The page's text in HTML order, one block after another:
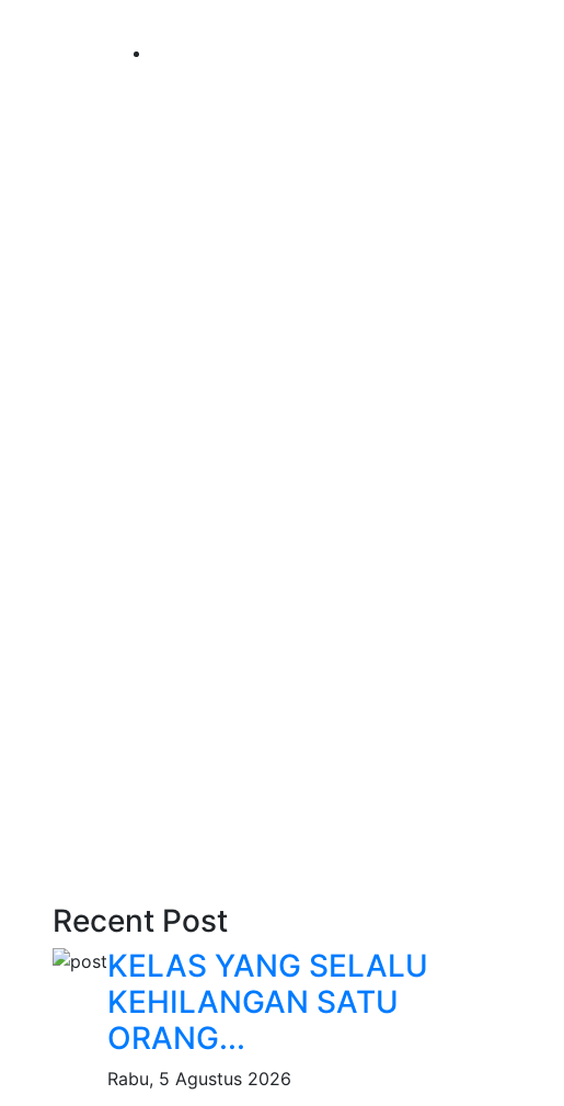
Recent Post
KELAS YANG SELALU
KEHILANGAN SATU
ORANG...
Rabu, 5 Agustus 2026